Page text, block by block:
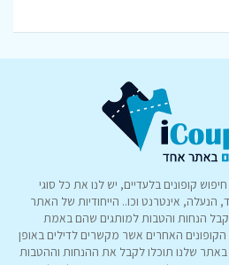
קופונים בלעדיים, יש לנו את כל סוגי
הנעלה, אינטרנט וכו.. הייחודיות של האתר
הנחות והטבות למותגים שהם באמת
האחרים אשר מקשרים לדילים באופן
שלנו תוכלו לקבל את ההנחות וההטבות